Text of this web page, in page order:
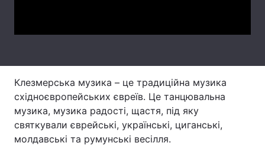
Послуги
Клезмерська музика – це традиційна музика
східноєвропейських євреїв. Це танцювальна
музика, музика радості, щастя, під яку
святкували єврейські, українські, циганські,
молдавські та румунські весілля.